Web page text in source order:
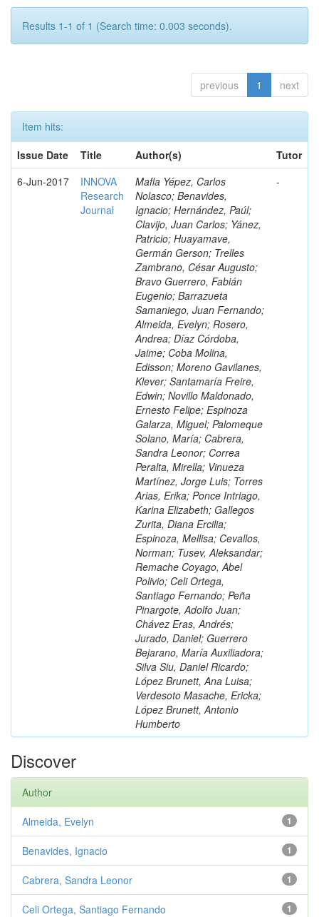
Results 1-1 of 1 (Search time: 0.003 seconds).
previous 1 next
Item hits:
Issue Date
Title Author(s)
Tutor
6-Jun-2017
INNOVA
Research
Journal
Mafla Yépez, Carlos
Nolasco; Benavides,
Ignacio; Hernández, Paúl;
Clavijo, Juan Carlos; Yánez,
Patricio; Huayamave,
Germán Gerson; Trelles
Zambrano, César Augusto;
Bravo Guerrero, Fabián
Eugenio; Barrazueta
Samaniego, Juan Fernando;
Almeida, Evelyn; Rosero,
Andrea; Díaz Córdoba,
Jaime; Coba Molina,
Edisson; Moreno Gavilanes,
Klever; Santamaría Freire,
Edwin; Novillo Maldonado,
Ernesto Felipe; Espinoza
Galarza, Miguel; Palomeque
Solano, María; Cabrera,
Sandra Leonor; Correa
Peralta, Mirella; Vinueza
Martínez, Jorge Luis; Torres
Arias, Erika; Ponce Intriago,
Karina Elizabeth; Gallegos
Zurita, Diana Ercilia;
Espinoza, Mellisa; Cevallos,
Norman; Tusev, Aleksandar;
Remache Coyago, Abel
Polivio; Celi Ortega,
Santiago Fernando; Peña
Pinargote, Adolfo Juan;
Chávez Eras, Andrés;
Jurado, Daniel; Guerrero
Bejarano, María Auxiliadora;
Silva Siu, Daniel Ricardo;
López Brunett, Ana Luisa;
Verdesoto Masache, Ericka;
López Brunett, Antonio
Humberto
-
Discover
Author
1
Almeida, Evelyn
1
Benavides, Ignacio
1
Cabrera, Sandra Leonor
1
Celi Ortega, Santiago Fernando